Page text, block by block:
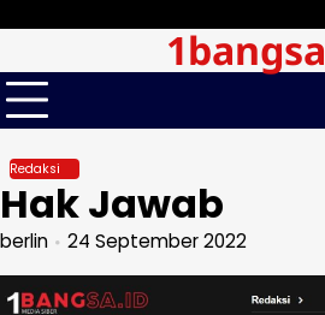
content
Redaksi
Hak Jawab
berlin 24 September 2022